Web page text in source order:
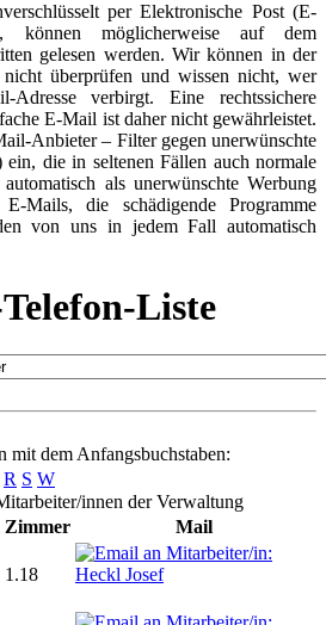
per Elektronische Post (E-
möglicherweise auf dem
gelesen werden. Wir können in der
überprüfen und wissen nicht, wer
verbirgt. Eine rechtssichere
E-Mail ist daher nicht gewährleistet.
Anbieter – Filter gegen unerwünschte
die in seltenen Fällen auch normale
als unerwünschte Werbung
Mails, die schädigende Programme
von uns in jedem Fall automatisch
Liste
mit dem Anfangsbuchstaben:
R S W
innen der Verwaltung
Zimmer
Mail
1.18